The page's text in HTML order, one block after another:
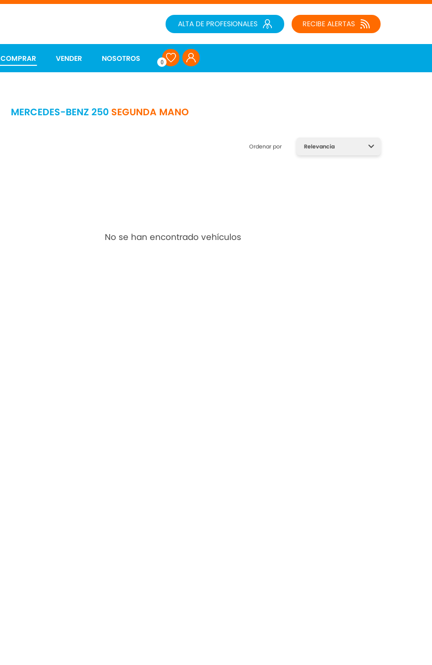
RECIBE ALERTAS
ALTA DE PROFESIONALES
COMPRAR VENDER NOSOTROS 0
MERCEDES-BENZ 250 SEGUNDA MANO
Ordenar por
No se han encontrado vehículos